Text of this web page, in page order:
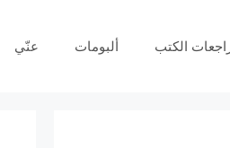
الكتب ألبومات عنّي